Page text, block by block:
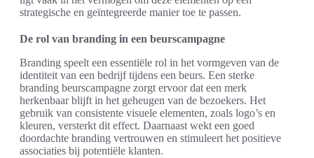
strategische en geïntegreerde manier toe te passen.
De rol van branding in een beurscampagne
Branding speelt een essentiële rol in het vormgeven van de
identiteit van een bedrijf tijdens een beurs. Een sterke
branding beurscampagne zorgt ervoor dat een merk
herkenbaar blijft in het geheugen van de bezoekers. Het
gebruik van consistente visuele elementen, zoals logo’s en
kleuren, versterkt dit effect. Daarnaast wekt een goed
doordachte branding vertrouwen en stimuleert het positieve
associaties bij potentiële klanten.